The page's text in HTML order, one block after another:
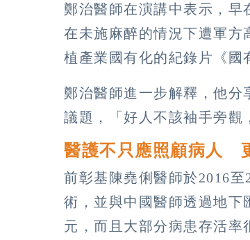
鄭治醫師在演講中表示，早
在未施麻醉的情況下遭軍方
植產業國有化的紀錄片《國
鄭治醫師進一步解釋，他分
議題，「好人不該袖手旁觀
醫護不只應照顧病人
前彰基陳堯俐醫師於2016
術，並與中國醫師透過地下
元，而且大部分病患存活率